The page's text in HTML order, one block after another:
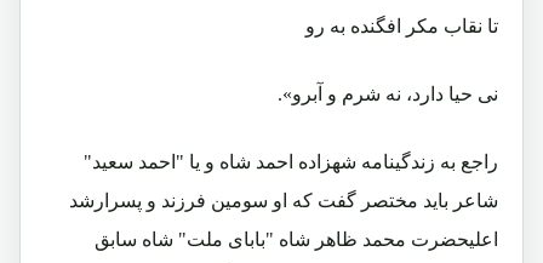
تا نقاب مکر افگنده به رو
نی حیا دارد، نه شرم و آبرو».
راجع به زندگینامه شهزاده احمد شاه و یا "احمد سعید"
شاعر باید مختصر گفت که او سومین فرزند و پسرارشد
اعلیحضرت محمد ظاهر شاه "بابای ملت" شاه سابق